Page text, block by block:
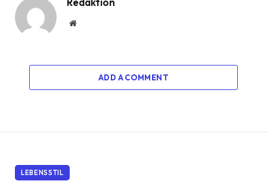
Website
ADD A COMMENT
LEBENSSTIL